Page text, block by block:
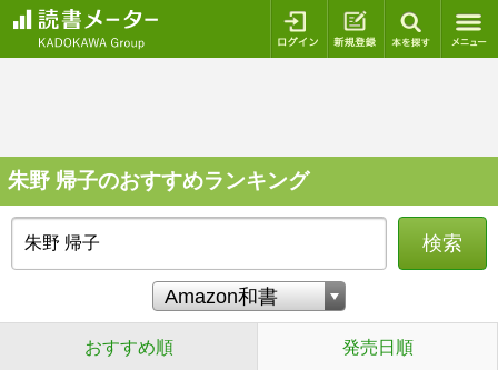
ログイン 新規登録
朱野 帰子のおすすめランキング
検索
おすすめ順 発売日順